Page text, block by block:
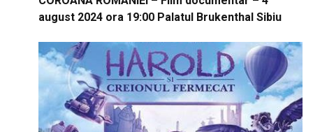
august 2024 ora 19:00 Palatul Brukenthal Sibiu